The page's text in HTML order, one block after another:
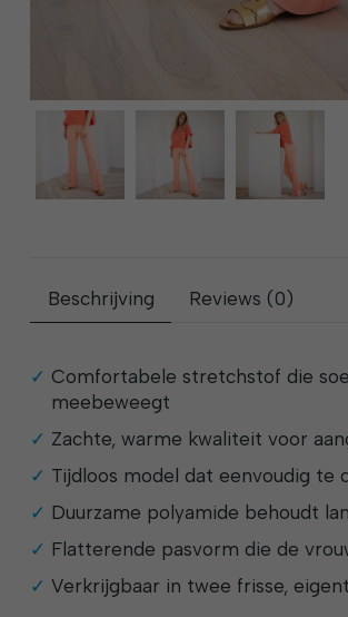
Beschrijving Reviews (0)
Comfortabele stretchstof die
meebeweegt
Zachte, warme kwaliteit voor
Tijdloos model dat eenvoudig te
Duurzame polyamide behoudt
Flatterende pasvorm die de
Verkrijgbaar in twee frisse,